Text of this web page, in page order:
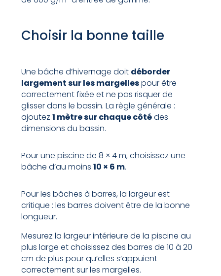
Choisir la bonne taille
Une bâche d’hivernage doit déborder
largement sur les margellespour être
correctement fixée et ne pas risquer de
glisser dans le bassin. La règle générale :
ajoutez 1 mètre sur chaque côtédes
dimensions du bassin.
Pour une piscine de 8 × 4 m, choisissez une
bâche d’au moins 10 × 6 m.
Pour les bâches à barres, la largeur est
critique : les barres doivent être de la bonne
longueur.
Mesurez la largeur intérieure de la piscine au
plus large et choisissez des barres de 10 à 20
cm de plus pour qu’elles s’appuient
correctement sur les margelles.